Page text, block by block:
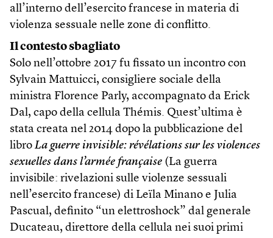
all’interno dell’esercito francese in materia di
violenza sessuale nelle zone di conflitto.
Il contesto sbagliato
Solo nell’ottobre 2017 fu fissato un incontro con
Sylvain Mattuicci, consigliere sociale della
ministra Florence Parly, accompagnato da Erick
Dal, capo della cellula Thémis. Quest’ultima è
stata creata nel 2014 dopo la pubblicazione del
libro La guerre invisible: révélations sur les violences
sexuelles dans l’armée française (La guerra
invisibile: rivelazioni sulle violenze sessuali
nell’esercito francese) di Leïla Minano e Julia
Pascual, definito “un elettroshock” dal generale
Ducateau, direttore della cellula nei suoi primi